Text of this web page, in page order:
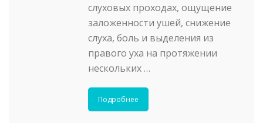
слуховых проходах, ощущение
заложенности ушей, снижение
слуха, боль и выделения из
правого уха на протяжении
нескольких …
Подробнее